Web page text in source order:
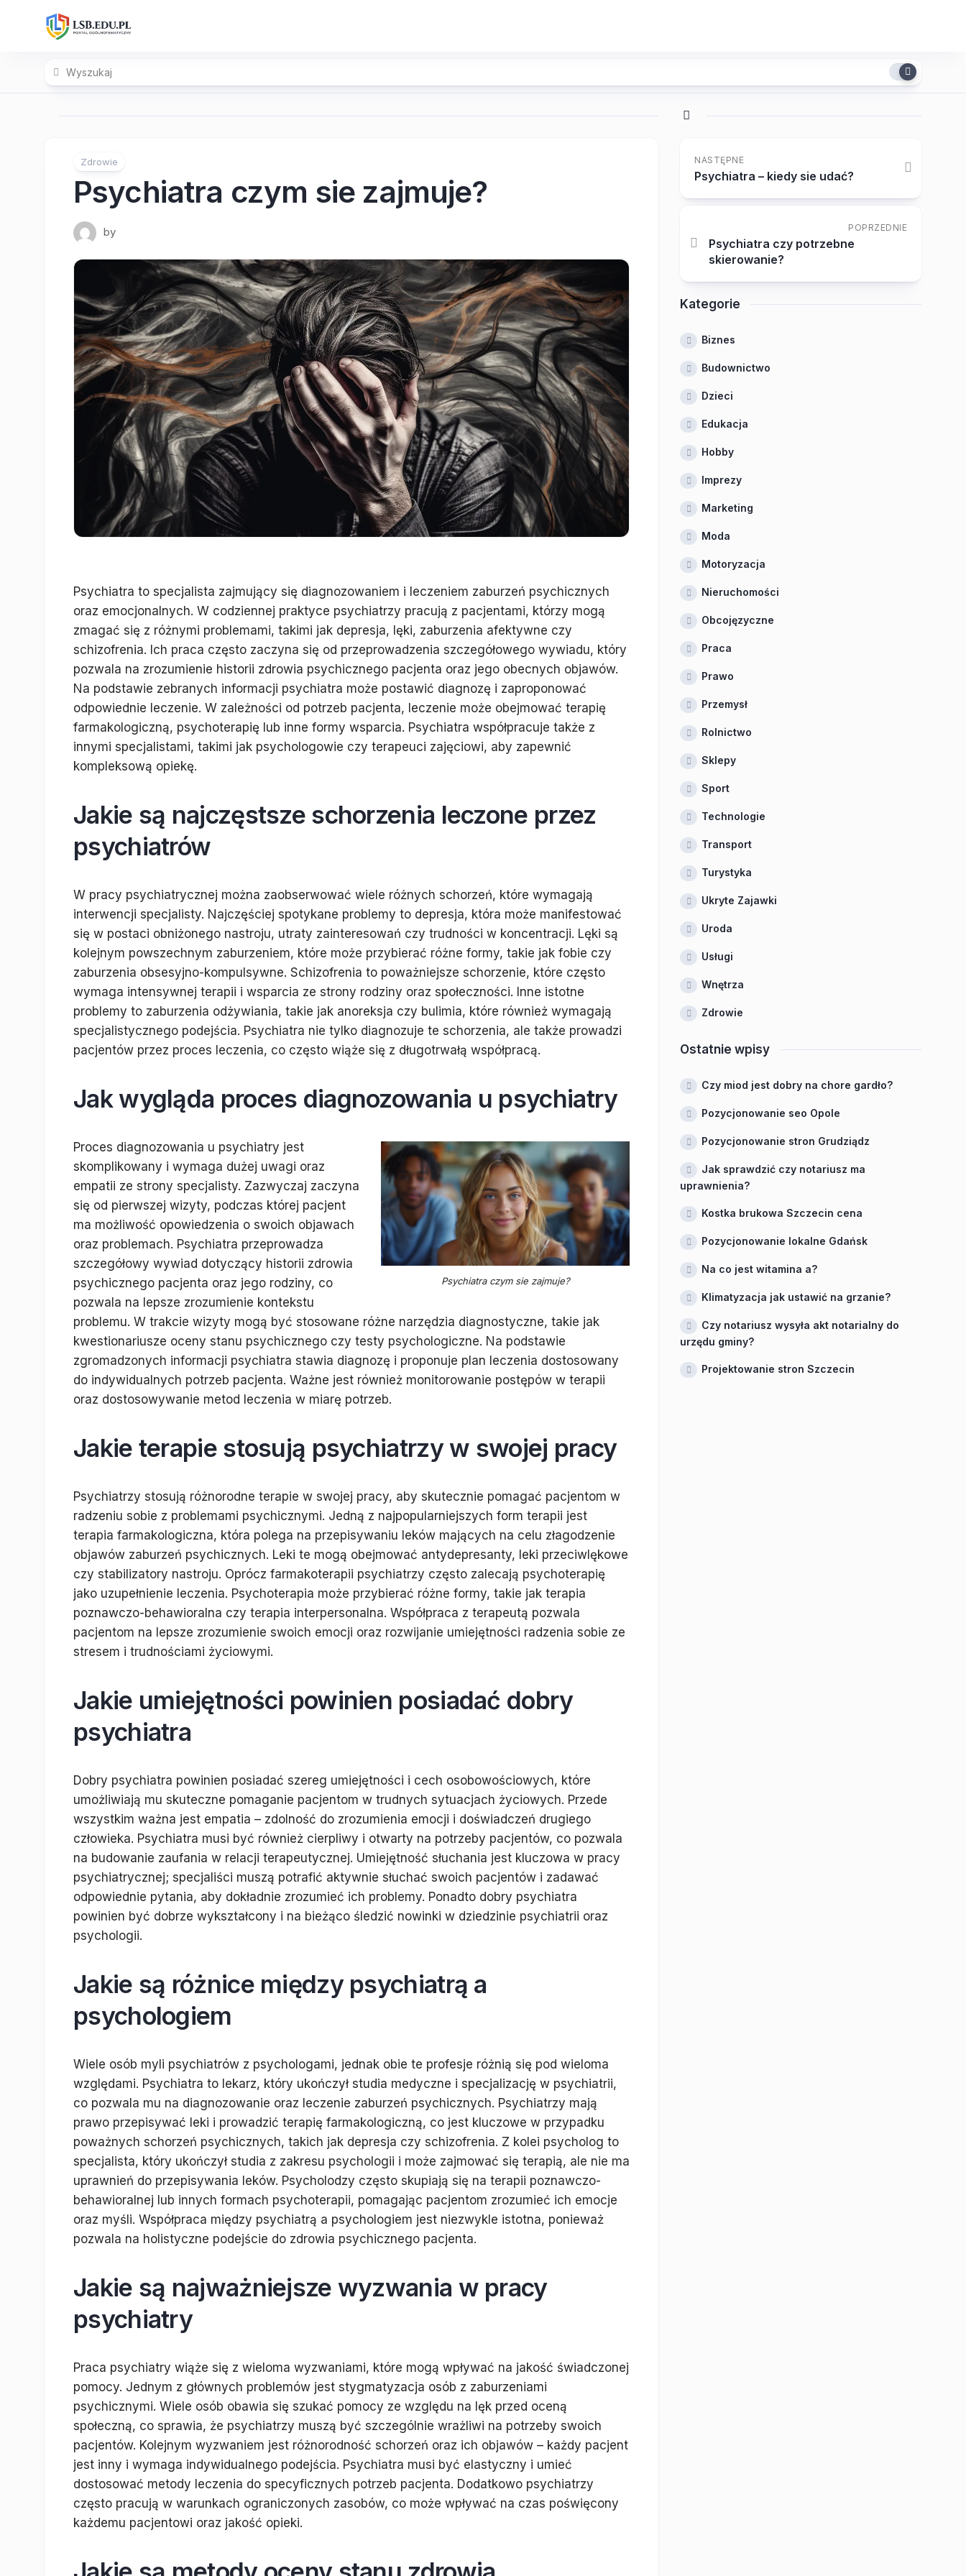
Zdrowie
Psychiatra czym sie zajmuje?
by
Psychiatra to specjalista zajmujący się diagnozowaniem i leczeniem zaburzeń psychicznych
oraz emocjonalnych. W codziennej praktyce psychiatrzy pracują z pacjentami, którzy mogą
zmagać się z różnymi problemami, takimi jak depresja, lęki, zaburzenia afektywne czy
schizofrenia. Ich praca często zaczyna się od przeprowadzenia szczegółowego wywiadu, który
pozwala na zrozumienie historii zdrowia psychicznego pacjenta oraz jego obecnych objawów.
Na podstawie zebranych informacji psychiatra może postawić diagnozę i zaproponować
odpowiednie leczenie. W zależności od potrzeb pacjenta, leczenie może obejmować terapię
farmakologiczną, psychoterapię lub inne formy wsparcia. Psychiatra współpracuje także z
innymi specjalistami, takimi jak psychologowie czy terapeuci zajęciowi, aby zapewnić
kompleksową opiekę.
Jakie są najczęstsze schorzenia leczone przez
psychiatrów
W pracy psychiatrycznej można zaobserwować wiele różnych schorzeń, które wymagają
interwencji specjalisty. Najczęściej spotykane problemy to depresja, która może manifestować
się w postaci obniżonego nastroju, utraty zainteresowań czy trudności w koncentracji. Lęki są
kolejnym powszechnym zaburzeniem, które może przybierać różne formy, takie jak fobie czy
zaburzenia obsesyjno-kompulsywne. Schizofrenia to poważniejsze schorzenie, które często
wymaga intensywnej terapii i wsparcia ze strony rodziny oraz społeczności. Inne istotne
problemy to zaburzenia odżywiania, takie jak anoreksja czy bulimia, które również wymagają
specjalistycznego podejścia. Psychiatra nie tylko diagnozuje te schorzenia, ale także prowadzi
pacjentów przez proces leczenia, co często wiąże się z długotrwałą współpracą.
Jak wygląda proces diagnozowania u psychiatry
Psychiatra czym sie zajmuje?
Proces diagnozowania u psychiatry jest
skomplikowany i wymaga dużej uwagi oraz
empatii ze strony specjalisty. Zazwyczaj zaczyna
się od pierwszej wizyty, podczas której pacjent
ma możliwość opowiedzenia o swoich objawach
oraz problemach. Psychiatra przeprowadza
szczegółowy wywiad dotyczący historii zdrowia
psychicznego pacjenta oraz jego rodziny, co
pozwala na lepsze zrozumienie kontekstu
problemu. W trakcie wizyty mogą być stosowane różne narzędzia diagnostyczne, takie jak
kwestionariusze oceny stanu psychicznego czy testy psychologiczne. Na podstawie
zgromadzonych informacji psychiatra stawia diagnozę i proponuje plan leczenia dostosowany
do indywidualnych potrzeb pacjenta. Ważne jest również monitorowanie postępów w terapii
oraz dostosowywanie metod leczenia w miarę potrzeb.
Jakie terapie stosują psychiatrzy w swojej pracy
Psychiatrzy stosują różnorodne terapie w swojej pracy, aby skutecznie pomagać pacjentom w
radzeniu sobie z problemami psychicznymi. Jedną z najpopularniejszych form terapii jest
terapia farmakologiczna, która polega na przepisywaniu leków mających na celu złagodzenie
objawów zaburzeń psychicznych. Leki te mogą obejmować antydepresanty, leki przeciwlękowe
czy stabilizatory nastroju. Oprócz farmakoterapii psychiatrzy często zalecają psychoterapię
jako uzupełnienie leczenia. Psychoterapia może przybierać różne formy, takie jak terapia
poznawczo-behawioralna czy terapia interpersonalna. Współpraca z terapeutą pozwala
pacjentom na lepsze zrozumienie swoich emocji oraz rozwijanie umiejętności radzenia sobie ze
stresem i trudnościami życiowymi.
Jakie umiejętności powinien posiadać dobry
psychiatra
Dobry psychiatra powinien posiadać szereg umiejętności i cech osobowościowych, które
umożliwiają mu skuteczne pomaganie pacjentom w trudnych sytuacjach życiowych. Przede
wszystkim ważna jest empatia – zdolność do zrozumienia emocji i doświadczeń drugiego
człowieka. Psychiatra musi być również cierpliwy i otwarty na potrzeby pacjentów, co pozwala
na budowanie zaufania w relacji terapeutycznej. Umiejętność słuchania jest kluczowa w pracy
psychiatrycznej; specjaliści muszą potrafić aktywnie słuchać swoich pacjentów i zadawać
odpowiednie pytania, aby dokładnie zrozumieć ich problemy. Ponadto dobry psychiatra
powinien być dobrze wykształcony i na bieżąco śledzić nowinki w dziedzinie psychiatrii oraz
psychologii.
Jakie są różnice między psychiatrą a
psychologiem
Wiele osób myli psychiatrów z psychologami, jednak obie te profesje różnią się pod wieloma
względami. Psychiatra to lekarz, który ukończył studia medyczne i specjalizację w psychiatrii,
co pozwala mu na diagnozowanie oraz leczenie zaburzeń psychicznych. Psychiatrzy mają
prawo przepisywać leki i prowadzić terapię farmakologiczną, co jest kluczowe w przypadku
poważnych schorzeń psychicznych, takich jak depresja czy schizofrenia. Z kolei psycholog to
specjalista, który ukończył studia z zakresu psychologii i może zajmować się terapią, ale nie ma
uprawnień do przepisywania leków. Psycholodzy często skupiają się na terapii poznawczo-
behawioralnej lub innych formach psychoterapii, pomagając pacjentom zrozumieć ich emocje
oraz myśli. Współpraca między psychiatrą a psychologiem jest niezwykle istotna, ponieważ
pozwala na holistyczne podejście do zdrowia psychicznego pacjenta.
Jakie są najważniejsze wyzwania w pracy
psychiatry
Praca psychiatry wiąże się z wieloma wyzwaniami, które mogą wpływać na jakość świadczonej
pomocy. Jednym z głównych problemów jest stygmatyzacja osób z zaburzeniami
psychicznymi. Wiele osób obawia się szukać pomocy ze względu na lęk przed oceną
społeczną, co sprawia, że psychiatrzy muszą być szczególnie wrażliwi na potrzeby swoich
pacjentów. Kolejnym wyzwaniem jest różnorodność schorzeń oraz ich objawów – każdy pacjent
jest inny i wymaga indywidualnego podejścia. Psychiatra musi być elastyczny i umieć
dostosować metody leczenia do specyficznych potrzeb pacjenta. Dodatkowo psychiatrzy
często pracują w warunkach ograniczonych zasobów, co może wpływać na czas poświęcony
każdemu pacjentowi oraz jakość opieki.
NASTĘPNE
Psychiatra – kiedy sie udać?
POPRZEDNIE
Psychiatra czy potrzebne
skierowanie?
Kategorie
Biznes
Budownictwo
Dzieci
Edukacja
Hobby
Imprezy
Marketing
Moda
Motoryzacja
Nieruchomości
Obcojęzyczne
Praca
Prawo
Przemysł
Rolnictwo
Sklepy
Sport
Technologie
Transport
Turystyka
Ukryte Zajawki
Uroda
Usługi
Wnętrza
Zdrowie
Ostatnie wpisy
Czy miod jest dobry na chore gardło?
Pozycjonowanie seo Opole
Pozycjonowanie stron Grudziądz
Jak sprawdzić czy notariusz ma
uprawnienia?
Kostka brukowa Szczecin cena
Pozycjonowanie lokalne Gdańsk
Na co jest witamina a?
Klimatyzacja jak ustawić na grzanie?
Czy notariusz wysyła akt notarialny do
urzędu gminy?
Projektowanie stron Szczecin